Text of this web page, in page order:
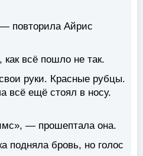
повторила Айрис
всё пошло не так.
руки. Красные рубцы.
всё ещё стоял в носу.
— прошептала она.
подняла бровь, но голос